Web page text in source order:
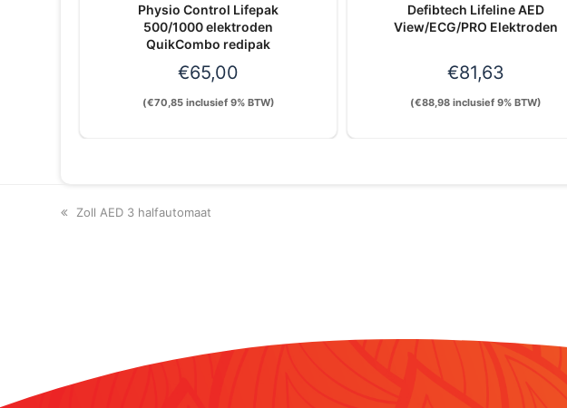
Physio Control Lifepak
500/1000 elektroden
QuikCombo redipak
€65,00
(€70,85inclusief 9% BTW)
Defibtech Lifeline AED
View/ECG/PRO Elektroden
€81,63
(€88,98 inclusief 9% BTW)
previous
Zoll AED 3 halfautomaat